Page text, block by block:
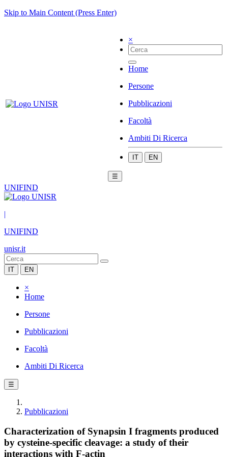
Skip to Main Content (Press Enter)
×
Home
Persone
Pubblicazioni
Facoltà
Ambiti Di Ricerca
IT EN
☰
UNIFIND
|
UNIFIND
unisr.it
IT EN
×
Home
Persone
Pubblicazioni
Facoltà
Ambiti Di Ricerca
☰
Pubblicazioni
Characterization of Synapsin I fragments produced
by cysteine-specific cleavage: a study of their
interactions with F-actin